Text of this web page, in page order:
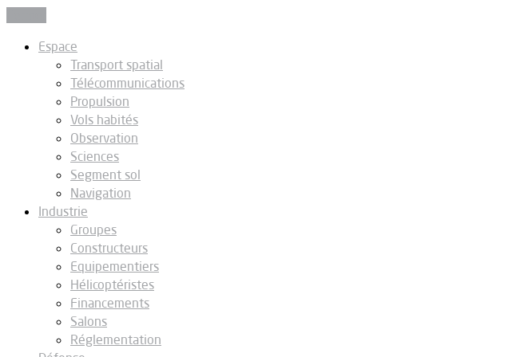
Espace
Transport spatial
Télécommunications
Propulsion
Vols habités
Observation
Sciences
Segment sol
Navigation
Industrie
Groupes
Constructeurs
Equipementiers
Hélicoptéristes
Financements
Salons
Réglementation